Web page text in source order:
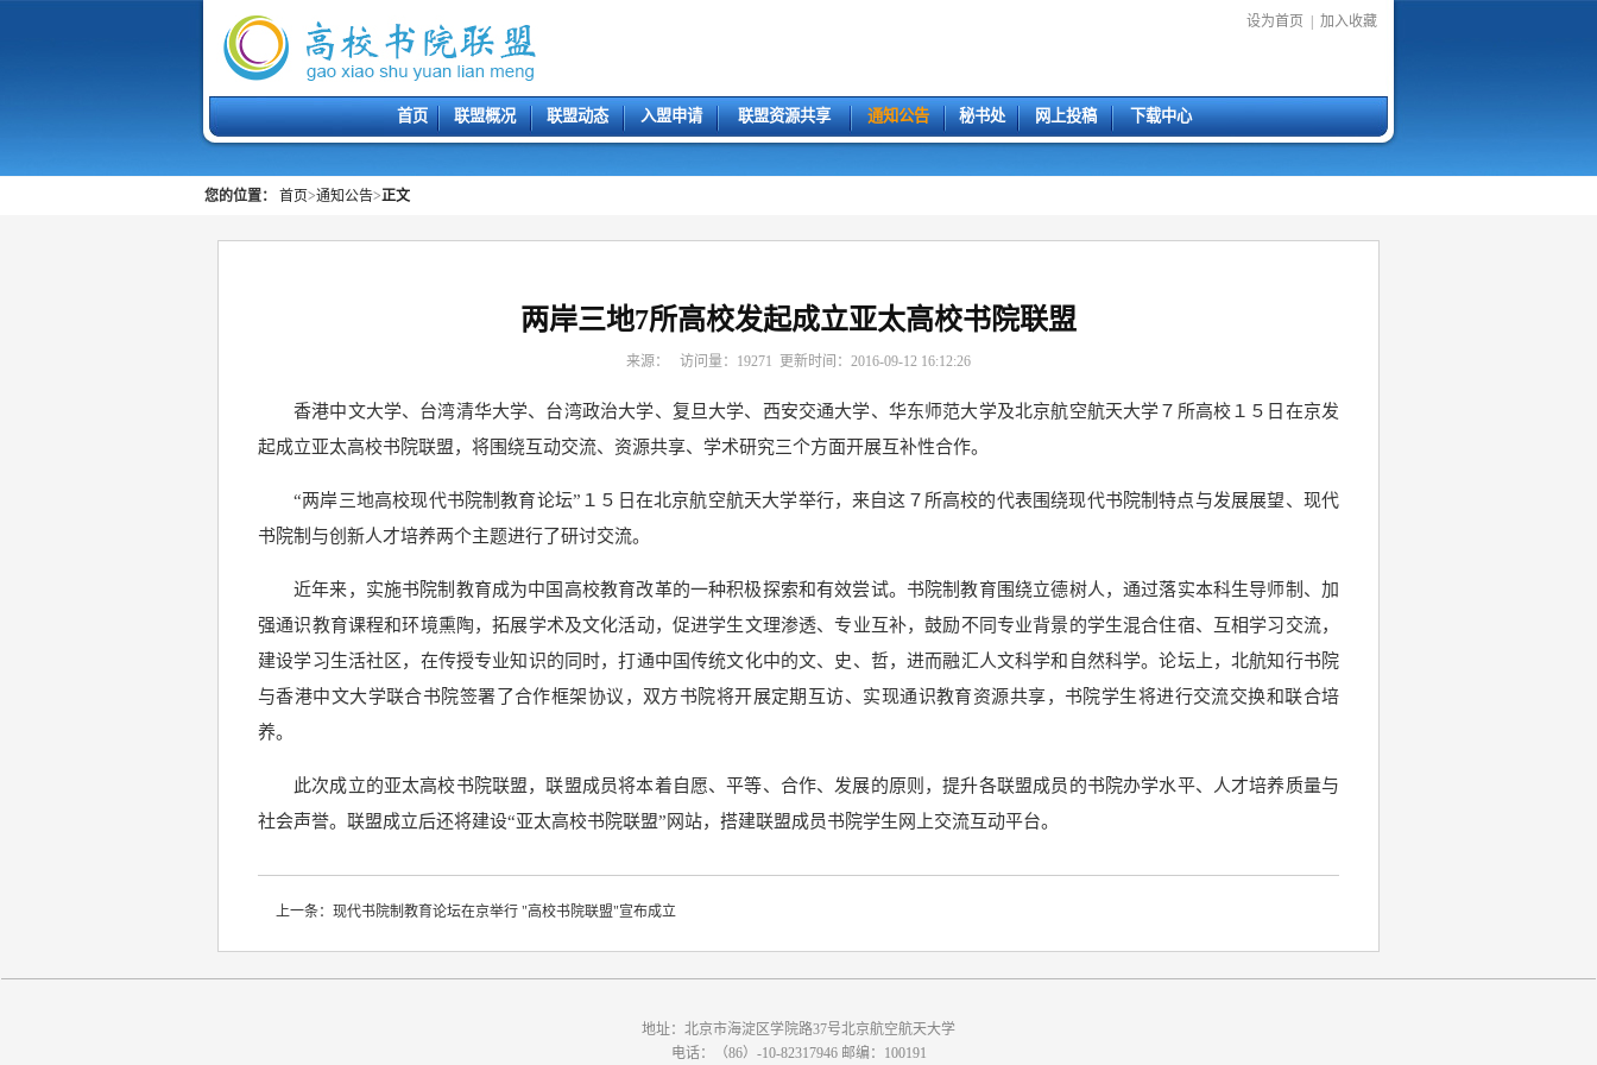
设为首页 加入收藏
首页 联盟概况 联盟动态 入盟申请 联盟资源共享 通知公告 秘书处 网上投稿 下载中心
您的位置： 首页>通知公告>正文
两岸三地7所高校发起成立亚太高校书院联盟
来源： 访问量： 19271 更新时间：2016-09-12 16:12:26
香港中文大学、台湾清华大学、台湾政治大学、复旦大学、西安交通大学、华东师范大学及北京航空航天大学７所高校１５日在京发
起成立亚太高校书院联盟，将围绕互动交流、资源共享、学术研究三个方面开展互补性合作。
“两岸三地高校现代书院制教育论坛”１５日在北京航空航天大学举行，来自这７所高校的代表围绕现代书院制特点与发展展望、现代
书院制与创新人才培养两个主题进行了研讨交流。
近年来，实施书院制教育成为中国高校教育改革的一种积极探索和有效尝试。书院制教育围绕立德树人，通过落实本科生导师制、加
强通识教育课程和环境熏陶，拓展学术及文化活动，促进学生文理渗透、专业互补，鼓励不同专业背景的学生混合住宿、互相学习交流，
建设学习生活社区，在传授专业知识的同时，打通中国传统文化中的文、史、哲，进而融汇人文科学和自然科学。论坛上，北航知行书院
与香港中文大学联合书院签署了合作框架协议，双方书院将开展定期互访、实现通识教育资源共享，书院学生将进行交流交换和联合培
养。
此次成立的亚太高校书院联盟，联盟成员将本着自愿、平等、合作、发展的原则，提升各联盟成员的书院办学水平、人才培养质量与
社会声誉。联盟成立后还将建设“亚太高校书院联盟”网站，搭建联盟成员书院学生网上交流互动平台。
上一条： 现代书院制教育论坛在京举行 "高校书院联盟"宣布成立
地址：北京市海淀区学院路37号北京航空航天大学
电话：（86）-10-82317946 邮编：100191